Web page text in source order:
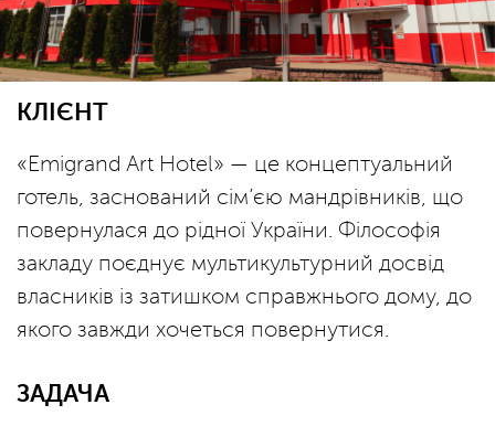
КЛІЄНТ
«Emigrand Art Hotel» — це концептуальний
готель, заснований сім’єю мандрівників, що
повернулася до рідної України. Філософія
закладу поєднує мультикультурний досвід
власників із затишком справжнього дому, до
якого завжди хочеться повернутися.
ЗАДАЧА